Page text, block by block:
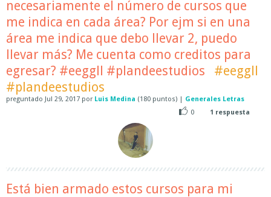
necesariamente el número de cursos que
me indica en cada área? Por ejm si en una
área me indica que debo llevar 2, puedo
llevar más? Me cuenta como creditos para
egresar? #eeggll #plandeestudios
#eeggll
#plandeestudios
preguntado Jul 29, 2017 por Luis Medina (180 puntos) | Generales Letras
0
1 respuesta
Está bien armado estos cursos para mi